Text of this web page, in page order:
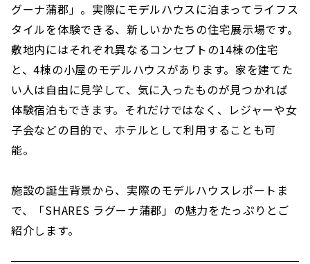
グーナ蒲郡」。実際にモデルハウスに泊まってライフス
タイルを体験できる、新しいかたちの住宅展示場です。
敷地内にはそれぞれ異なるコンセプトの14棟の住宅
と、4棟の小屋のモデルハウスがあります。家を建てた
い人は自由に見学して、気に入ったものが見つかれば
体験宿泊もできます。それだけではなく、レジャーや女
子会などの目的で、ホテルとして利用することも可
能。
施設の誕生背景から、実際のモデルハウスレポートま
で、「SHARES ラグーナ蒲郡」の魅力をたっぷりとご
紹介します。